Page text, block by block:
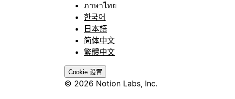
ภาษาไทย
한국어
日本語
简体中文
繁體中文
Cookie 设置
© 2026 Notion Labs, Inc.